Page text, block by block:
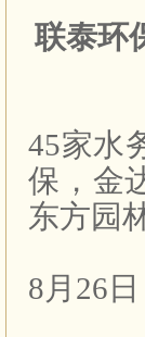
联泰环
45家水
保，金
东方园
8 月 26